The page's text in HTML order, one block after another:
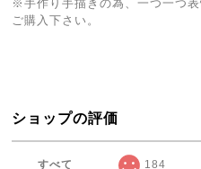
※手作り手描きの為、一つ一つ
ご購入下さい。
ショップの評価
すべて 184